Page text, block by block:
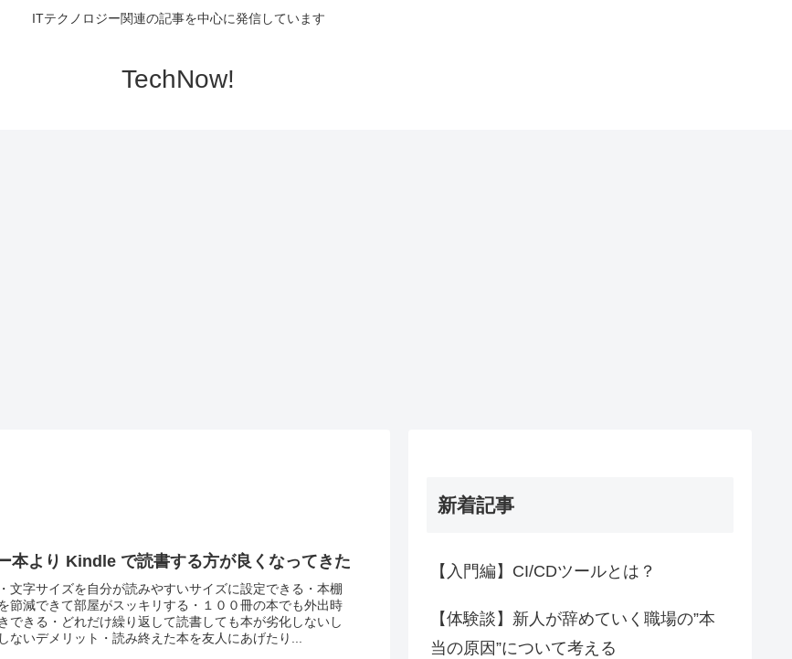
ITテクノロジー関連の記事を中心に発信しています
TechNow!
本より Kindle で読書する方が良くなってきた
文字サイズを自分が読みやすいサイズに設定できる・本棚
節減できて部屋がスッキリする・１００冊の本でも外出時
できる・どれだけ繰り返して読書しても本が劣化しないし
ないデメリット・読み終えた本を友人にあげたり...
新着記事
【入門編】CI/CDツールとは？
【体験談】新人が辞めていく職場の”本
当の原因”について考える